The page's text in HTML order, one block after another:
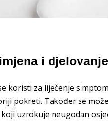
i djelovanje
koristi za liječenje
pokreti. Također se
uzrokuje neugodan